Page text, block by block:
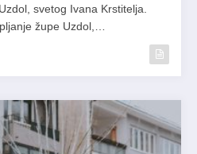
svetog Ivana Krstitelja.
župe Uzdol,…